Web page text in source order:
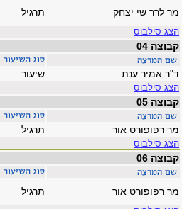
תרגיל מר לרר שי יצחק
הצג סילבוס
קבוצה 04
שיעור ד"ר אמיר ענת
הצג סילבוס
קבוצה 05
תרגיל מר רפופורט אור
הצג סילבוס
קבוצה 06
תרגיל מר רפופורט אור